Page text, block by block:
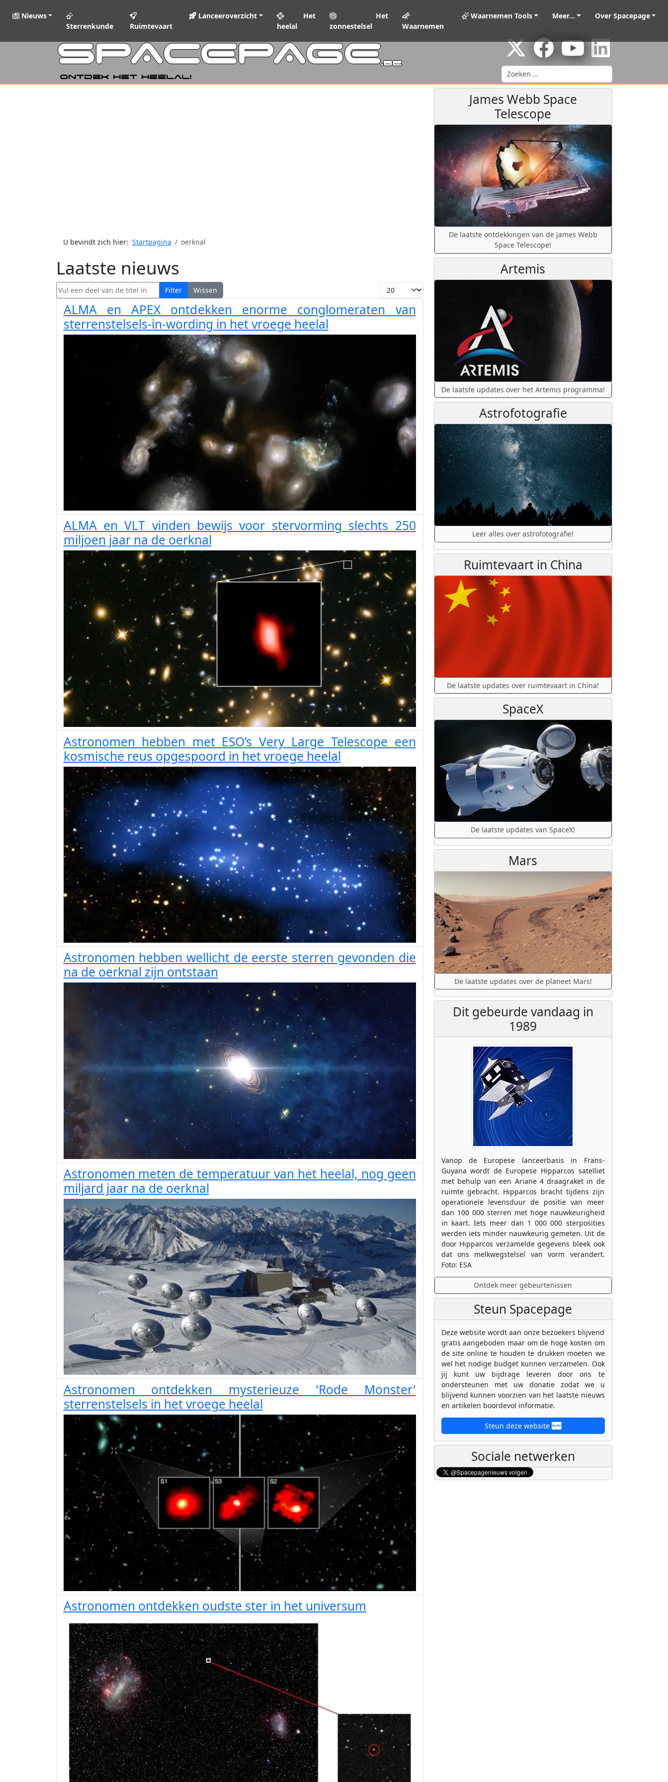
Nieuws
Sterrenkunde
Ruimtevaart
Lanceeroverzicht
Het
heelal
Het
zonnestelsel
Waarnemen
Waarnemen Tools Meer... Over Spacepage
SPACEPAGE.be
Ontdek het heelal!
Zoeken
U bevindt zich hier: Startpagina oerknal
Laatste nieuws
Vul een deel van de titel in Filter Wissen Toon #
ALMA en APEX ontdekken enorme conglomeraten van
sterrenstelsels-in-wording in het vroege heelal
ALMA en VLT vinden bewijs voor stervorming slechts 250
miljoen jaar na de oerknal
Astronomen hebben met ESO’s Very Large Telescope een
kosmische reus opgespoord in het vroege heelal
Astronomen hebben wellicht de eerste sterren gevonden die
na de oerknal zijn ontstaan
Astronomen meten de temperatuur van het heelal, nog geen
miljard jaar na de oerknal
Astronomen ontdekken mysterieuze 'Rode Monster'
sterrenstelsels in het vroege heelal
Astronomen ontdekken oudste ster in het universum
James Webb Space
Telescope
De laatste ontdekkingen van de James Webb
Space Telescope!
Artemis
De laatste updates over het Artemis programma!
Astrofotografie
Leer alles over astrofotografie!
Ruimtevaart in China
De laatste updates over ruimtevaart in China!
SpaceX
De laatste updates van SpaceX!
Mars
De laatste updates over de planeet Mars!
Dit gebeurde vandaag in
1989
Vanop de Europese lanceerbasis in Frans-
Guyana wordt de Europese Hipparcos satelliet
met behulp van een Ariane 4 draagraket in de
ruimte gebracht. Hipparcos bracht tijdens zijn
operationele levensduur de positie van meer
dan 100 000 sterren met hoge nauwkeurigheid
in kaart. Iets meer dan 1 000 000 sterposities
werden iets minder nauwkeurig gemeten. Uit de
door Hipparcos verzamelde gegevens bleek ook
dat ons melkwegstelsel van vorm verandert.
Foto: ESA
Ontdek meer gebeurtenissen
Steun Spacepage
Deze website wordt aan onze bezoekers blijvend
gratis aangeboden maar om de hoge kosten om
de site online te houden te drukken moeten we
wel het nodige budget kunnen verzamelen. Ook
jij kunt uw bijdrage leveren door ons te
ondersteunen met uw donatie zodat we u
blijvend kunnen voorzien van het laatste nieuws
en artikelen boordevol informatie.
Steun deze website
Sociale netwerken